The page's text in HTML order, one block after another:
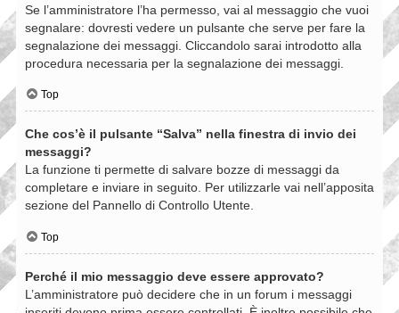
Se l’amministratore l’ha permesso, vai al messaggio che vuoi
segnalare: dovresti vedere un pulsante che serve per fare la
segnalazione dei messaggi. Cliccandolo sarai introdotto alla
procedura necessaria per la segnalazione dei messaggi.
Top
Che cos’è il pulsante “Salva” nella finestra di invio dei
messaggi?
La funzione ti permette di salvare bozze di messaggi da
completare e inviare in seguito. Per utilizzarle vai nell’apposita
sezione del Pannello di Controllo Utente.
Top
Perché il mio messaggio deve essere approvato?
L’amministratore può decidere che in un forum i messaggi